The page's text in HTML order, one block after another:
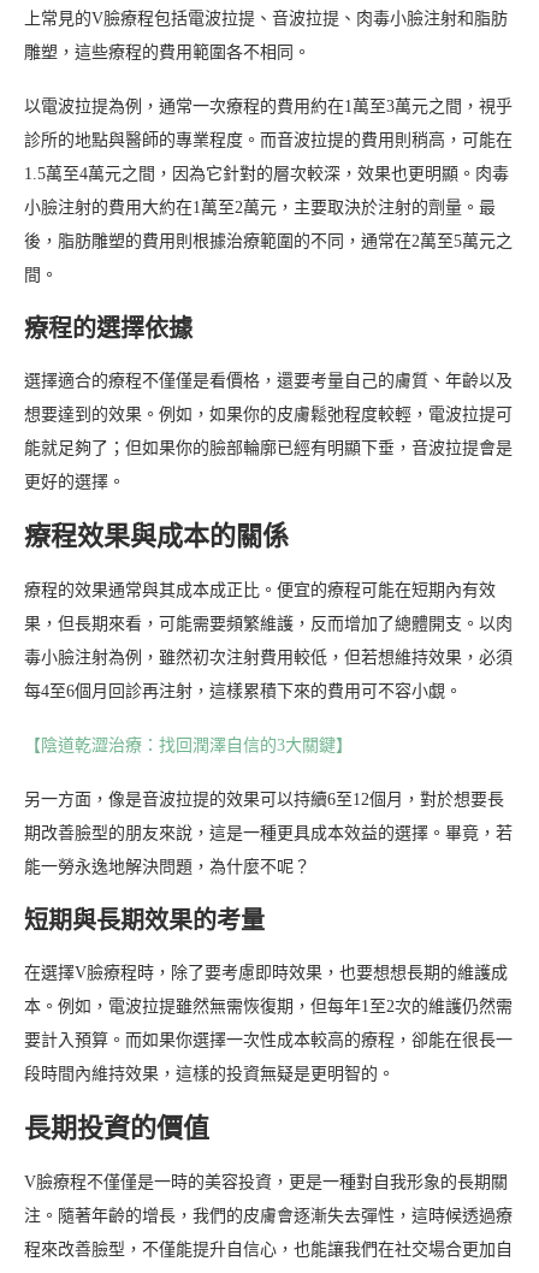
上常見的V臉療程包括電波拉提、音波拉提、肉毒小臉注射和脂肪
雕塑，這些療程的費用範圍各不相同。
以電波拉提為例，通常一次療程的費用約在1萬至3萬元之間，視乎
診所的地點與醫師的專業程度。而音波拉提的費用則稍高，可能在
1.5萬至4萬元之間，因為它針對的層次較深，效果也更明顯。肉毒
小臉注射的費用大約在1萬至2萬元，主要取決於注射的劑量。最
後，脂肪雕塑的費用則根據治療範圍的不同，通常在2萬至5萬元之
間。
療程的選擇依據
選擇適合的療程不僅僅是看價格，還要考量自己的膚質、年齡以及
想要達到的效果。例如，如果你的皮膚鬆弛程度較輕，電波拉提可
能就足夠了；但如果你的臉部輪廓已經有明顯下垂，音波拉提會是
更好的選擇。
療程效果與成本的關係
療程的效果通常與其成本成正比。便宜的療程可能在短期內有效
果，但長期來看，可能需要頻繁維護，反而增加了總體開支。以肉
毒小臉注射為例，雖然初次注射費用較低，但若想維持效果，必須
每4至6個月回診再注射，這樣累積下來的費用可不容小覷。
【陰道乾澀治療：找回潤澤自信的3大關鍵】
另一方面，像是音波拉提的效果可以持續6至12個月，對於想要長
期改善臉型的朋友來說，這是一種更具成本效益的選擇。畢竟，若
能一勞永逸地解決問題，為什麼不呢？
短期與長期效果的考量
在選擇V臉療程時，除了要考慮即時效果，也要想想長期的維護成
本。例如，電波拉提雖然無需恢復期，但每年1至2次的維護仍然需
要計入預算。而如果你選擇一次性成本較高的療程，卻能在很長一
段時間內維持效果，這樣的投資無疑是更明智的。
長期投資的價值
V臉療程不僅僅是一時的美容投資，更是一種對自我形象的長期關
注。隨著年齡的增長，我們的皮膚會逐漸失去彈性，這時候透過療
程來改善臉型，不僅能提升自信心，也能讓我們在社交場合更加自